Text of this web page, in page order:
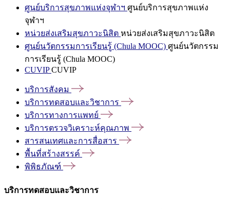
ศูนย์บริการสุขภาพแห่งจุฬาฯ ศูนย์บริการสุขภาพแห่ง
จุฬาฯ
หน่วยส่งเสริมสุขภาวะนิสิต หน่วยส่งเสริมสุขภาวะนิสิต
ศูนย์นวัตกรรมการเรียนรู้ (Chula MOOC) ศูนย์นวัตกรรม
การเรียนรู้ (Chula MOOC)
CUVIPCUVIP
บริการสังคม
บริการทดสอบและวิชาการ
บริการทางการแพทย์
บริการตรวจวิเคราะห์คุณภาพ
สารสนเทศและการสื่อสาร
พื้นที่สร้างสรรค์
พิพิธภัณฑ์
บริการทดสอบและวิชาการ